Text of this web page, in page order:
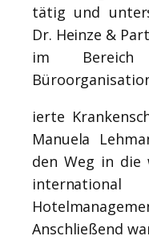
tätig und
Dr. Heinze &
im
ierte
Manuela
den Weg in
Anschließend